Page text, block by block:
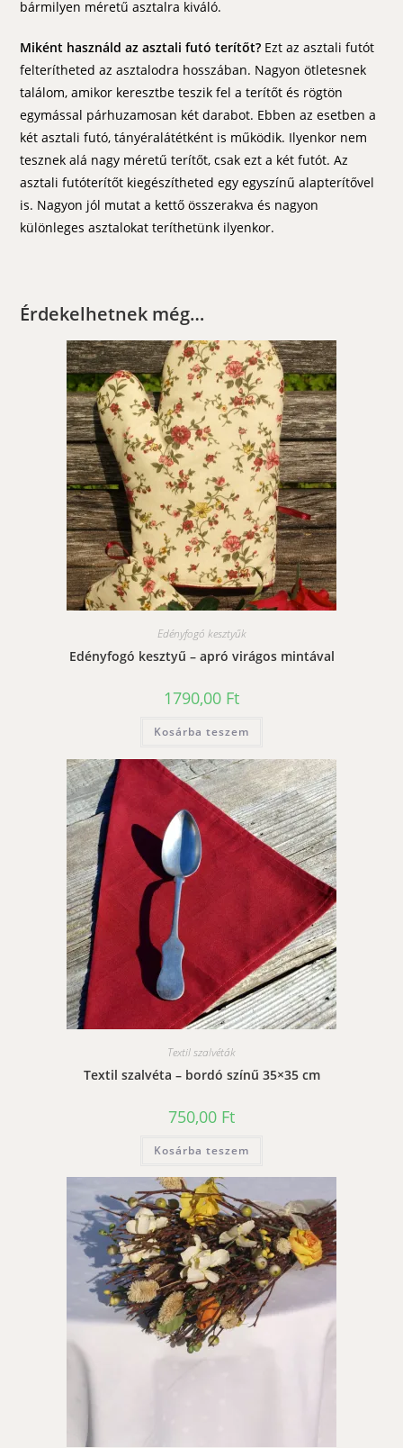
bármilyen méretű asztalra kiváló.
Miként használd az asztali futó terítőt? Ezt az asztali futót
felterítheted az asztalodra hosszában. Nagyon ötletesnek
találom, amikor keresztbe teszik fel a terítőt és rögtön
egymással párhuzamosan két darabot. Ebben az esetben a
két asztali futó, tányéralátétként is működik. Ilyenkor nem
tesznek alá nagy méretű terítőt, csak ezt a két futót. Az
asztali futóterítőt kiegészítheted egy egyszínű alapterítővel
is. Nagyon jól mutat a kettő összerakva és nagyon
különleges asztalokat teríthetünk ilyenkor.
Érdekelhetnek még…
Edényfogó kesztyűk
Edényfogó kesztyű – apró virágos mintával
1790,00 Ft
Kosárba teszem
Textil szalvéták
Textil szalvéta – bordó színű 35×35 cm
750,00 Ft
Kosárba teszem